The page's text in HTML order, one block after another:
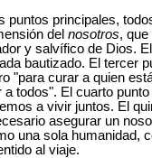
principales, todos
del nosotros,
y salvífico de Dios.
bautizado. El tercer
"para curar a quien
todos". El cuarto
a vivir juntos. El
asegurar un
una sola humanidad,
al viaje.